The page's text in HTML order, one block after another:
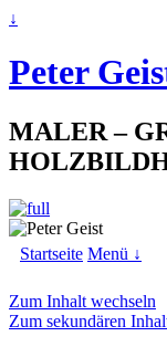
↓
Peter
MALER –
Startseite Menü ↓
Zum Inhalt wechseln
Zum sekundären